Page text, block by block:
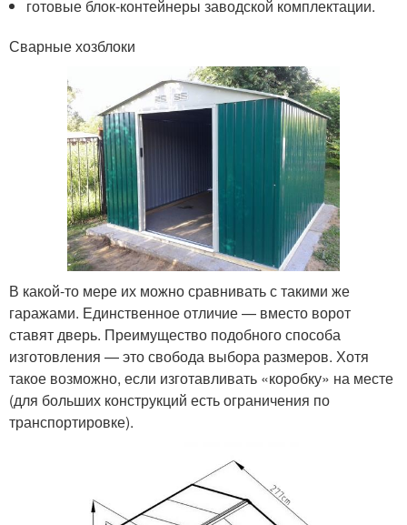
готовые блок-контейнеры заводской комплектации.
Сварные хозблоки
В какой-то мере их можно сравнивать с такими же
гаражами. Единственное отличие — вместо ворот
ставят дверь. Преимущество подобного способа
изготовления — это свобода выбора размеров. Хотя
такое возможно, если изготавливать «коробку» на месте
(для больших конструкций есть ограничения по
транспортировке).